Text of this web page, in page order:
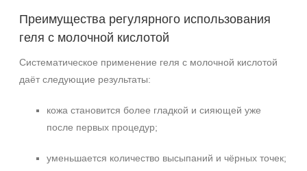
Преимущества регулярного использования
геля с молочной кислотой
Систематическое применение геля с молочной кислотой
даёт следующие результаты:
кожа становится более гладкой и сияющей уже
после первых процедур;
уменьшается количество высыпаний и чёрных точек;